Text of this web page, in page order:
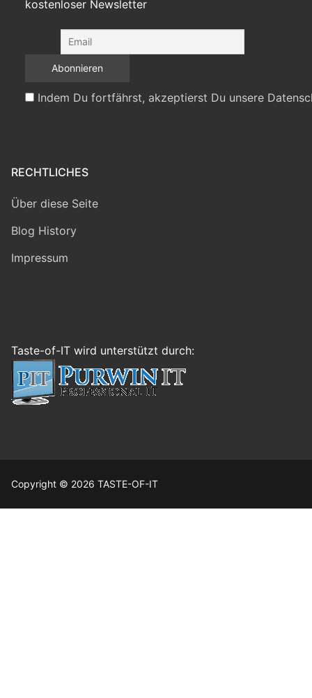
kostenloser Newsletter
Indem Du fortfährst, akzeptierst Du unsere
RECHTLICHES
Über diese Seite
Blog History
Impressum
Taste-of-IT wird unterstützt durch:
Copyright © 2026 TASTE-OF-IT